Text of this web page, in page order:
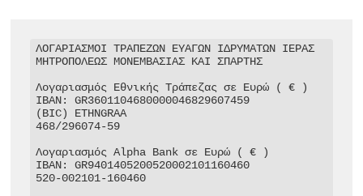
ΛΟΓΑΡΙΑΣΜΟΙ ΤΡΑΠΕΖΩΝ ΕΥΑΓΩΝ ΙΔΡΥΜΑΤΩΝ ΙΕΡΑΣ
ΜΗΤΡΟΠΟΛΕΩΣ ΜΟΝΕΜΒΑΣΙΑΣ ΚΑΙ ΣΠΑΡΤΗΣ
Λογαριασμός Εθνικής Τράπεζας σε Ευρώ ( € )
IBAN: GR3601104680000046829607459
(BIC) ETHNGRAA
468/296074-59
Λογαριασμός Alpha Bank σε Ευρώ ( € )
IBAN: GR9401405200520002101160460
520-002101-160460